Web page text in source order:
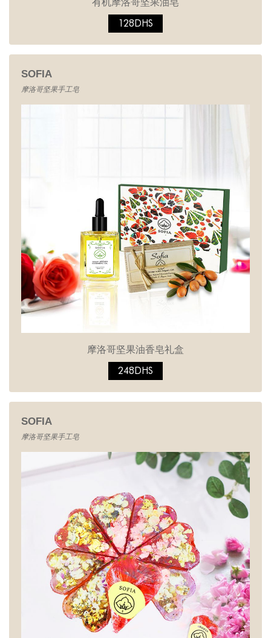
128DHS
SOFIA
摩洛哥坚果手工皂
摩洛哥坚果油香皂礼盒
248DHS
SOFIA
摩洛哥坚果手工皂